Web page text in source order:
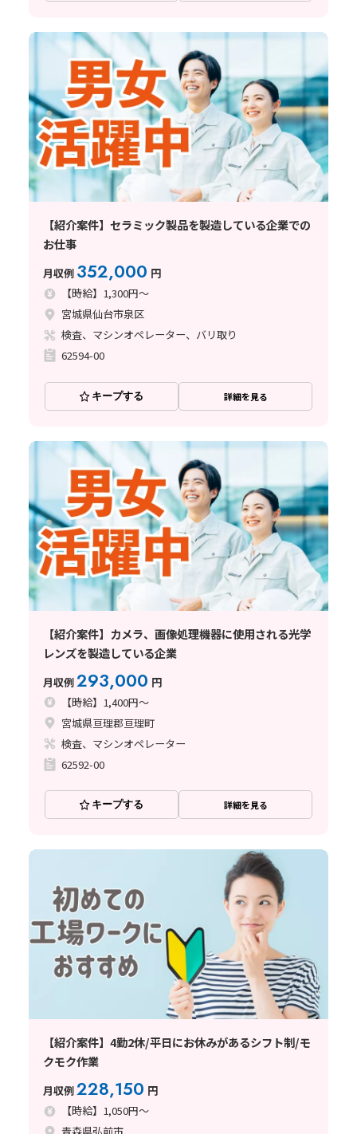
【紹介案件】セラミック製品を製造している企業での
お仕事
月収例 352,000 円
【時給】1,300円～
宮城県仙台市泉区
検査、マシンオペレーター、バリ取り
62594-00
キープする 詳細を見る
【紹介案件】カメラ、画像処理機器に使用される光学
レンズを製造している企業
月収例293,000 円
【時給】1,400円～
宮城県亘理郡亘理町
検査、マシンオペレーター
62592-00
キープする 詳細を見る
【紹介案件】4勤2休/平日にお休みがあるシフト制/モ
クモク作業
月収例228,150 円
【時給】1,050円～